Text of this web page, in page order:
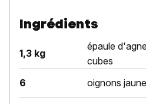
Ingrédients
1,3 kg
épaule
cubes
6
oignons